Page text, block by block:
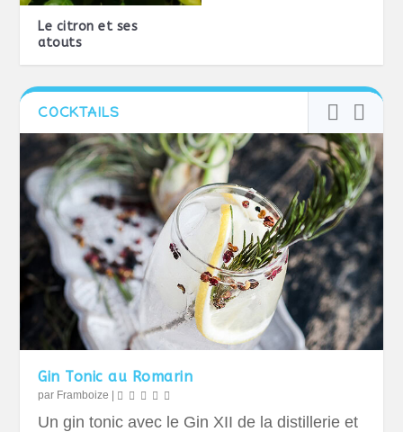
Le citron et ses
atouts
COCKTAILS
Gin Tonic au Romarin
par Framboize |
Un gin tonic avec le Gin XII de la distillerie et